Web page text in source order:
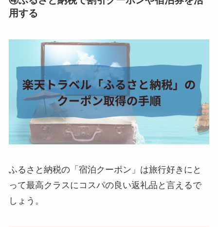
用する
ふるさと納税の「宿泊クーポン」は旅行好きにと
って最高クラスにコスパの良い返礼品と言えるで
しょう。